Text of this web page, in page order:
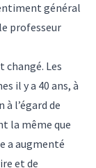
général
professeur
changé. Les
il y a 40 ans, à
l’égard de
la même que
a augmenté
et de